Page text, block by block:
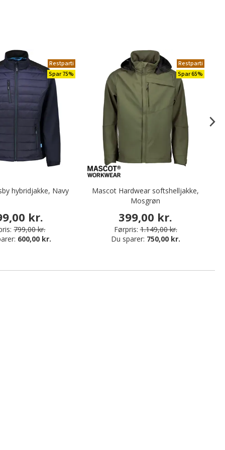
Restparti
Spar 75%
hybridjakke, Navy
kr.
799,00 kr.
600,00 kr.
Restparti
Spar 65%
Mascot Hardwear softshelljakke,
Mosgrøn
399,00 kr.
Førpris: 1.149,00 kr.
Du sparer: 750,00 kr.